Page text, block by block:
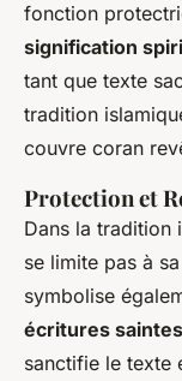
fonction
signification
tant que texte
tradition
couvre coran
Protection et
Dans la tradition
se limite pas à
symbolise
écritures saintes
sanctifie le texte